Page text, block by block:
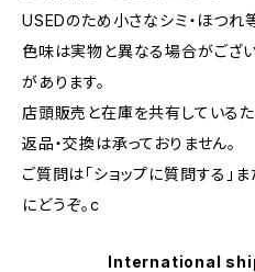
USEDのため小さなシミ・ほつれ
色味は実物と異なる場合がござ
があります。
店頭販売と在庫を共有しているた
返品・交換は承っておりません。
ご質問は「ショップに質問する
にどうぞ。c
International